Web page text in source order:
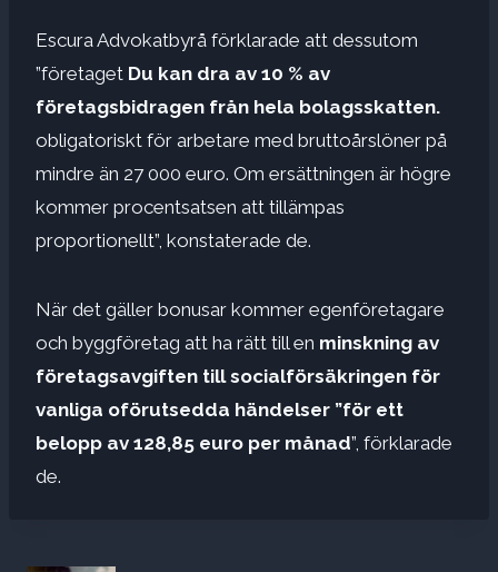
Escura Advokatbyrå förklarade att dessutom
”företaget Du kan dra av 10 % av
företagsbidragen från hela bolagsskatten.
obligatoriskt för arbetare med bruttoårslöner på
mindre än 27 000 euro. Om ersättningen är högre
kommer procentsatsen att tillämpas
proportionellt”, konstaterade de.
När det gäller bonusar kommer egenföretagare
och byggföretag att ha rätt till en minskning av
företagsavgiften till socialförsäkringen för
vanliga oförutsedda händelser ”för ett
belopp av 128,85 euro per månad”, förklarade
de.